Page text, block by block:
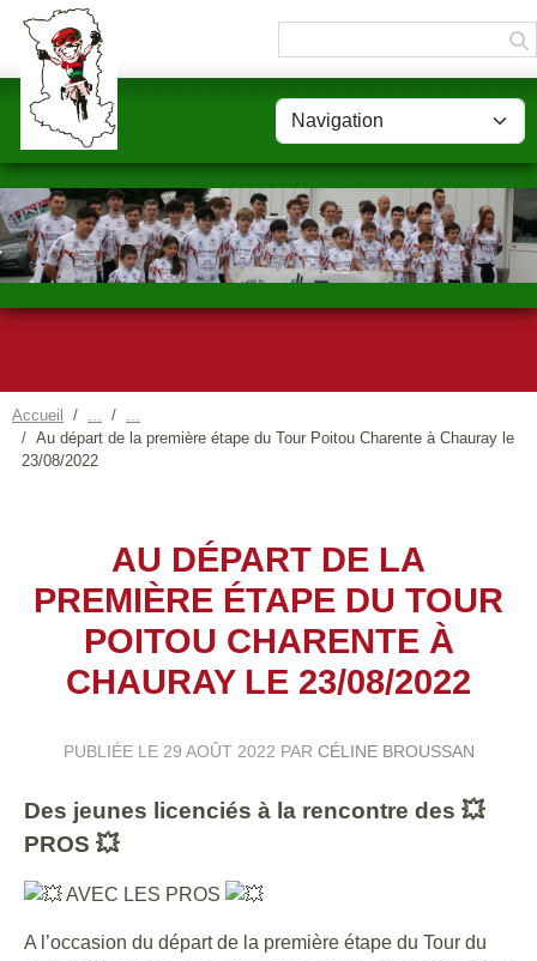
Accueil
Au départ de la première étape du Tour Poitou Charente à Chauray le
23/08/2022
AU DÉPART DE LA
PREMIÈRE ÉTAPE DU TOUR
POITOU CHARENTE À
CHAURAY LE 23/08/2022
PUBLIÉE LE 29 AOÛT 2022 PAR CÉLINE BROUSSAN
Des jeunes licenciés à la rencontre des 💥
PROS 💥
AVEC LES PROS
A l’occasion du départ de la première étape du Tour du
Panneau de gestion des cookies